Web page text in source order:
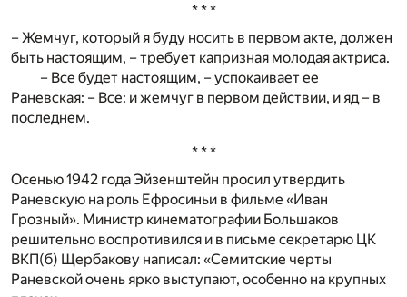
* * *
– Жемчуг, который я буду носить в первом акте, должен
быть настоящим, – требует капризная молодая актриса.
– Все будет настоящим, – успокаивает ее
Раневская: – Все: и жемчуг в первом действии, и яд – в
последнем.
* * *
Осенью 1942 года Эйзенштейн просил утвердить
Раневскую на роль Ефросиньи в фильме «Иван
Грозный». Министр кинематографии Большаков
решительно воспротивился и в письме секретарю ЦК
ВКП(б) Щербакову написал: «Семитские черты
Раневской очень ярко выступают, особенно на крупных